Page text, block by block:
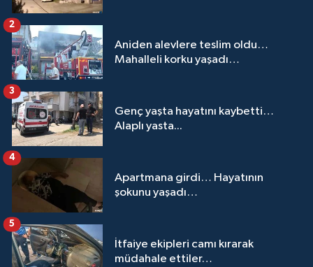
Aniden alevlere teslim oldu…
Mahalleli korku yaşadı…
2
Genç yaşta hayatını kaybetti…
Alaplı yasta...
3
Apartmana girdi… Hayatının
şokunu yaşadı…
4
İtfaiye ekipleri camı kırarak
müdahale ettiler…
5